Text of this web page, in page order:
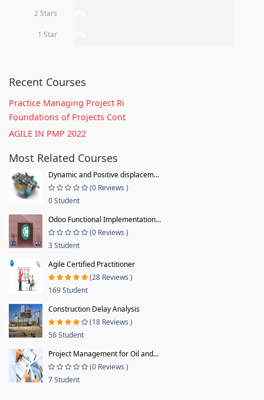
2 Stars
1 Star
Recent Courses
Practice Managing Project Ri
Foundations of Projects Cont
AGILE IN PMP 2022
Most Related Courses
Dynamic and Positive displacem...
(0 Reviews )
0 Student
Odoo Functional Implementation...
(0 Reviews )
3 Student
Agile Certified Practitioner
(28 Reviews )
169 Student
Construction Delay Analysis
(18 Reviews )
56 Student
Project Management for Oil and...
(0 Reviews )
7 Student